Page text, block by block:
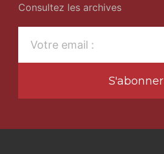
Consultez les archives
S'abonner